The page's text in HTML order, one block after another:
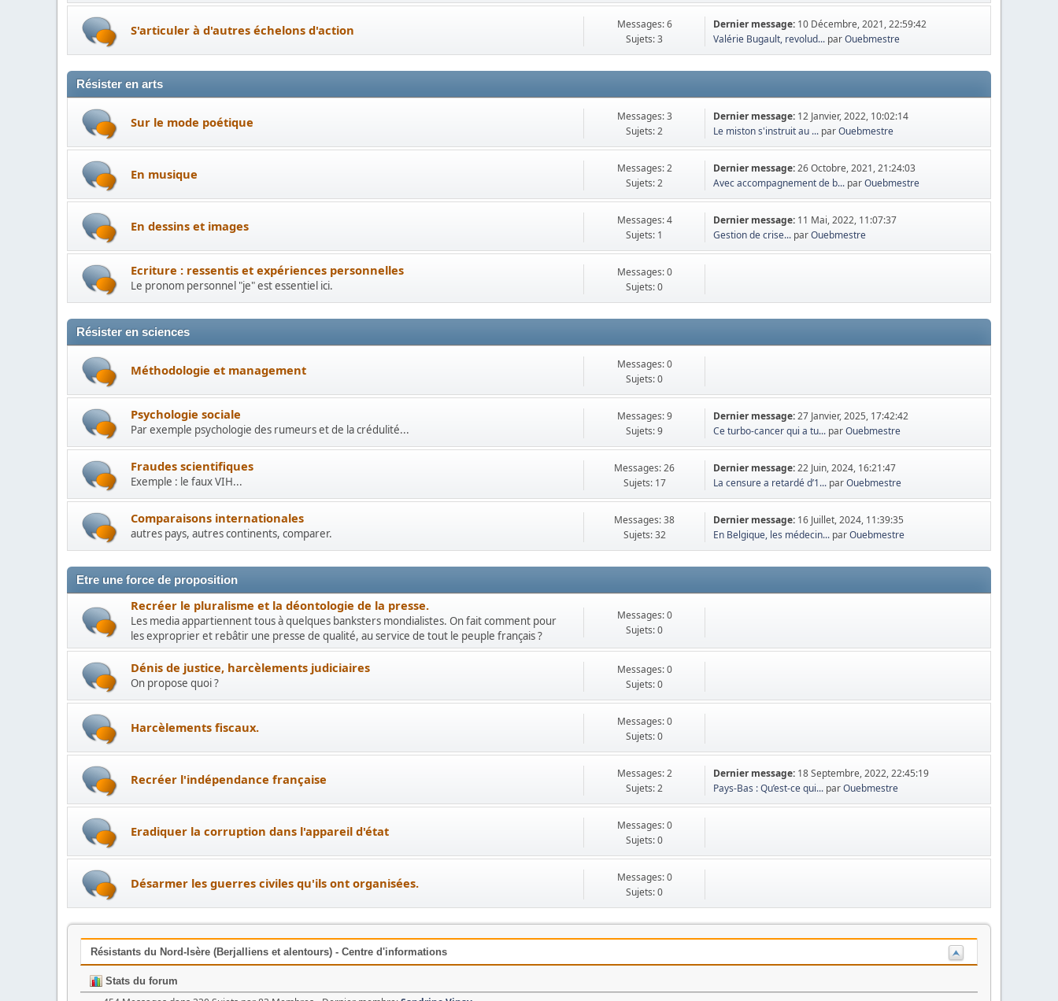
S'articuler à d'autres échelons d'action
Messages: 6
Sujets: 3
Dernier message: 10 Décembre, 2021, 22:59:42
Valérie Bugault, revolud... parOuebmestre
Résister en arts
Sur le mode poétique
Messages: 3
Sujets: 2
Dernier message: 12 Janvier, 2022, 10:02:14
Le miston s'instruit au ... parOuebmestre
En musique
Messages: 2
Sujets: 2
Dernier message:26 Octobre, 2021, 21:24:03
Avec accompagnement de b... parOuebmestre
En dessins et images
Messages: 4
Sujets: 1
Dernier message: 11 Mai, 2022, 11:07:37
Gestion de crise... parOuebmestre
Ecriture : ressentis et expériences personnelles
Le pronom personnel "je" est essentiel ici.
Messages: 0
Sujets: 0
Résister en sciences
Méthodologie et management
Messages: 0
Sujets: 0
Psychologie sociale
Par exemple psychologie des rumeurs et de la crédulité...
Messages: 9
Sujets: 9
Dernier message:27 Janvier, 2025, 17:42:42
Ce turbo-cancer qui a tu... parOuebmestre
Fraudes scientifiques
Exemple : le faux VIH...
Messages: 26
Sujets: 17
Dernier message:22 Juin, 2024, 16:21:47
La censure a retardé d’1... parOuebmestre
Comparaisons internationales
autres pays, autres continents, comparer.
Messages: 38
Sujets: 32
Dernier message: 16 Juillet, 2024, 11:39:35
En Belgique, les médecin... parOuebmestre
Etre une force de proposition
Recréer le pluralisme et la déontologie de la presse.
Les media appartiennent tous à quelques banksters mondialistes. On fait comment pour
les exproprier et rebâtir une presse de qualité, au service de tout le peuple français ?
Messages: 0
Sujets: 0
Dénis de justice, harcèlements judiciaires
On propose quoi ?
Messages: 0
Sujets: 0
Harcèlements fiscaux.
Messages: 0
Sujets: 0
Recréer l'indépendance française
Messages: 2
Sujets: 2
Dernier message: 18 Septembre, 2022, 22:45:19
Pays-Bas : Qu’est-ce qui... parOuebmestre
Eradiquer la corruption dans l'appareil d'état
Messages: 0
Sujets: 0
Désarmer les guerres civiles qu'ils ont organisées.
Messages: 0
Sujets: 0
Résistants du Nord-Isère (Berjalliens et alentours) - Centre d'informations
Stats du forum